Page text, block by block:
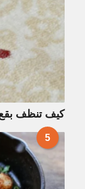
كيف تنظف بقع
5